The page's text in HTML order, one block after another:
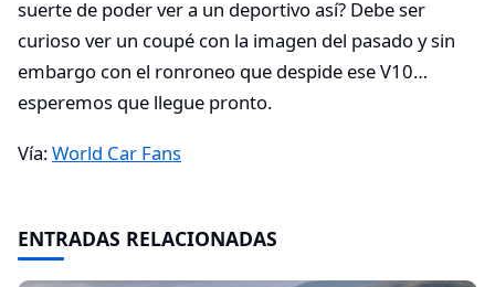
suerte de poder ver a un deportivo así? Debe ser
curioso ver un coupé con la imagen del pasado y sin
embargo con el ronroneo que despide ese V10…
esperemos que llegue pronto.
Vía:World Car Fans
ENTRADAS RELACIONADAS